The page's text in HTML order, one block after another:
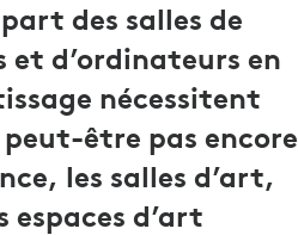
des salles de
et d’ordinateurs en
nécessitent
être pas encore
les salles d’art,
d’art